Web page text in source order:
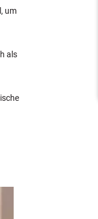
um
als